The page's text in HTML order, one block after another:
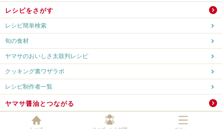
レシピをさがす
レシピ簡単検索
旬の食材
ヤマサのおいしさ太鼓判レシピ
クッキング裏ワザラボ
レシピ制作者一覧
ヤマサ醤油とつながる